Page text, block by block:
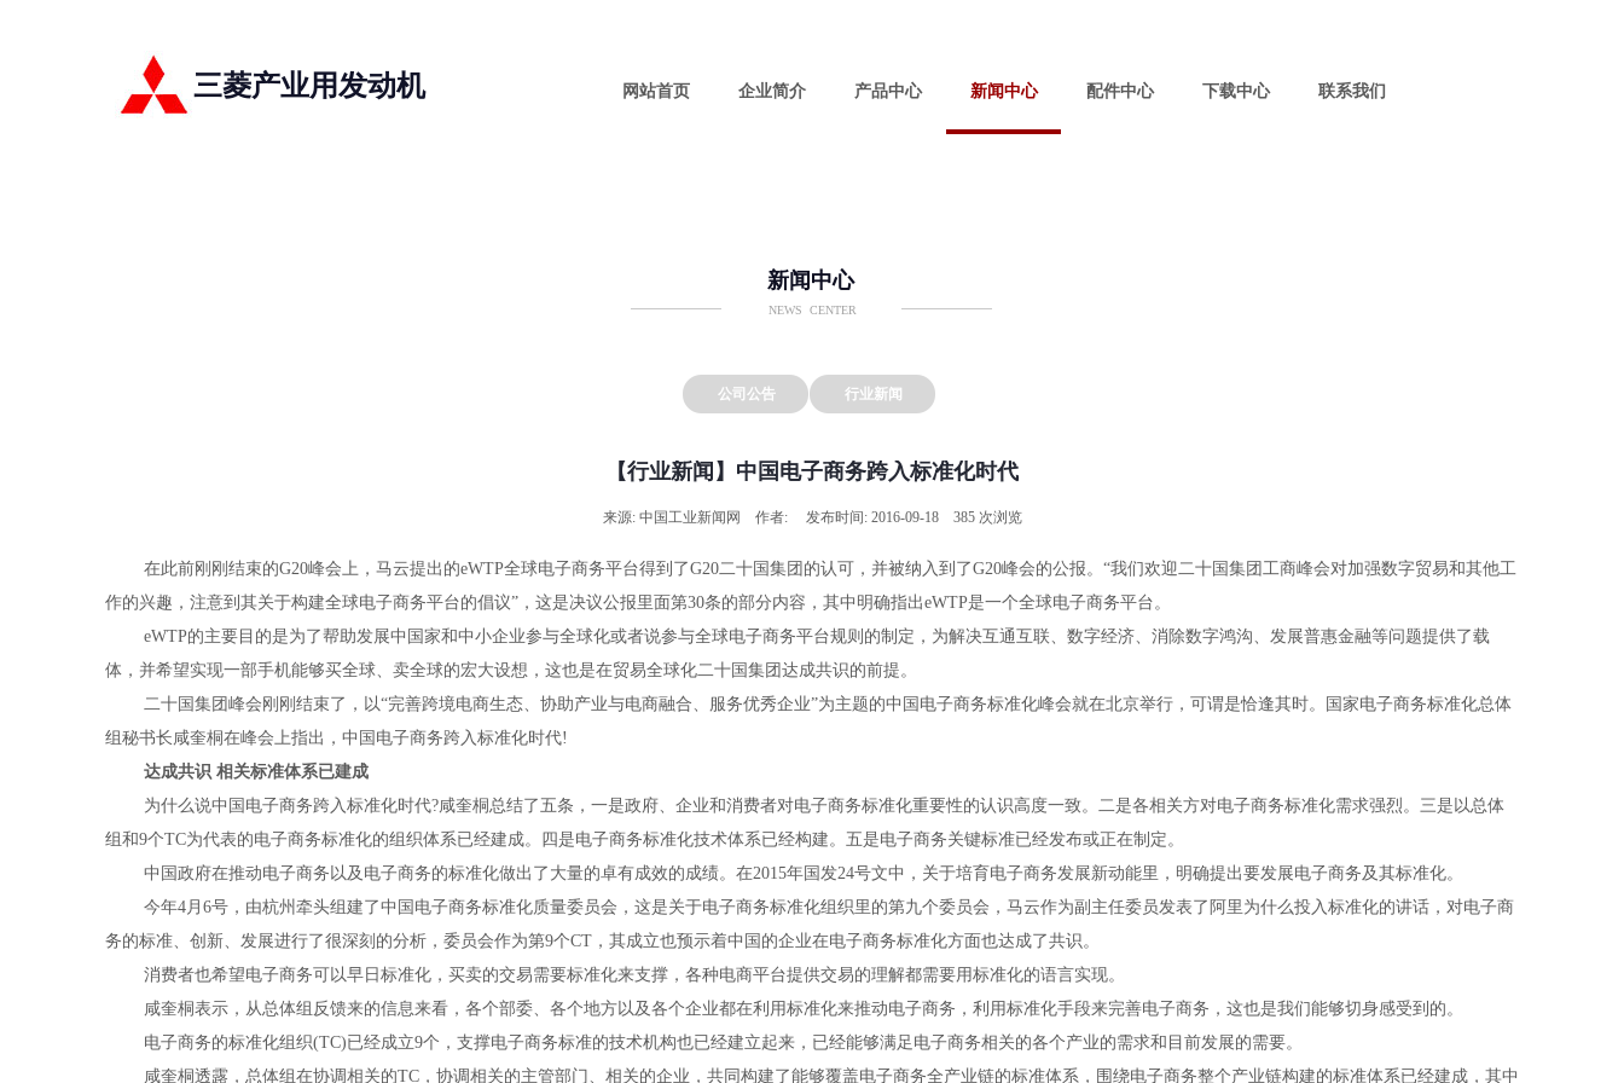
NEWS CENTER
新闻中心
网站首页 企业简介 产品中心 新闻中心 配件中心 下载中心 联系我们
三菱产业用发动机
公司公告 行业新闻
【行业新闻】中国电子商务跨入标准化时代
来源: 中国工业新闻网 作者: 发布时间: 2016-09-18 385 次浏览
在此前刚刚结束的G20峰会上，马云提出的eWTP全球电子商务平台得到了G20二十国集团的认可，并被纳入到了G20峰会的公报。“我们欢迎二十国集团工商峰会对加强数字贸易和其他工
作的兴趣，注意到其关于构建全球电子商务平台的倡议”，这是决议公报里面第30条的部分内容，其中明确指出eWTP是一个全球电子商务平台。
eWTP的主要目的是为了帮助发展中国家和中小企业参与全球化或者说参与全球电子商务平台规则的制定，为解决互通互联、数字经济、消除数字鸿沟、发展普惠金融等问题提供了载
体，并希望实现一部手机能够买全球、卖全球的宏大设想，这也是在贸易全球化二十国集团达成共识的前提。
二十国集团峰会刚刚结束了，以“完善跨境电商生态、协助产业与电商融合、服务优秀企业”为主题的中国电子商务标准化峰会就在北京举行，可谓是恰逢其时。国家电子商务标准化总体
组秘书长咸奎桐在峰会上指出，中国电子商务跨入标准化时代!
达成共识 相关标准体系已建成
为什么说中国电子商务跨入标准化时代?咸奎桐总结了五条，一是政府、企业和消费者对电子商务标准化重要性的认识高度一致。二是各相关方对电子商务标准化需求强烈。三是以总体
组和9个TC为代表的电子商务标准化的组织体系已经建成。四是电子商务标准化技术体系已经构建。五是电子商务关键标准已经发布或正在制定。
中国政府在推动电子商务以及电子商务的标准化做出了大量的卓有成效的成绩。在2015年国发24号文中，关于培育电子商务发展新动能里，明确提出要发展电子商务及其标准化。
今年4月 6号，由杭州牵头组建了中国电子商务标准化质量委员会，这是关于电子商务标准化组织里的第九个委员会，马云作为副主任委员发表了阿里为什么投入标准化的讲话，对电子商
务的标准、创新、发展进行了很深刻的分析，委员会作为第9个CT ，其成立也预示着中国的企业在电子商务标准化方面也达成了共识。
消费者也希望电子商务可以早日标准化，买卖的交易需要标准化来支撑，各种电商平台提供交易的理解都需要用标准化的语言实现。
咸奎桐表示，从总体组反馈来的信息来看，各个部委、各个地方以及各个企业都在利用标准化来推动电子商务，利用标准化手段来完善电子商务，这也是我们能够切身感受到的。
电子商务的标准化组织(TC)已经成立9个，支撑电子商务标准的技术机构也已经建立起来，已经能够满足电子商务相关的各个产业的需求和目前发展的需要。
咸奎桐透露，总体组在协调相关的TC ，协调相关的主管部门、相关的企业，共同构建了能够覆盖电子商务全产业链的标准体系，围绕电子商务整个产业链构建的标准体系已经建成，其中